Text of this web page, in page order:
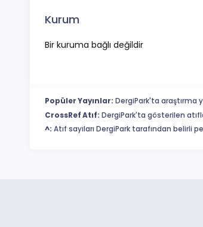
Kurum
Bir kuruma bağlı değildir
Popüler Yayınlar: DergiPark'ta
CrossRef Atıf: DergiPark'ta gösterilen
^: Atıf sayıları DergiPark tarafından belirli